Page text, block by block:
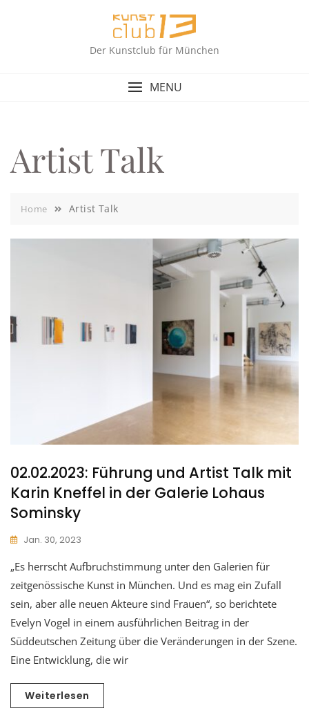
Der Kunstclub für München
MENU
Artist Talk
Home Artist Talk
02.02.2023: Führung und Artist Talk mit
Karin Kneffel in der Galerie Lohaus
Sominsky
Jan. 30, 2023
„Es herrscht Aufbruchstimmung unter den Galerien für
zeitgenössische Kunst in München. Und es mag ein Zufall
sein, aber alle neuen Akteure sind Frauen“, so berichtete
Evelyn Vogel in einem ausführlichen Beitrag in der
Süddeutschen Zeitung über die Veränderungen in der Szene.
Eine Entwicklung, die wir
Weiterlesen